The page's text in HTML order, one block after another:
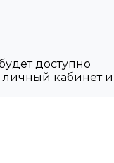
доступно
личный кабинет и